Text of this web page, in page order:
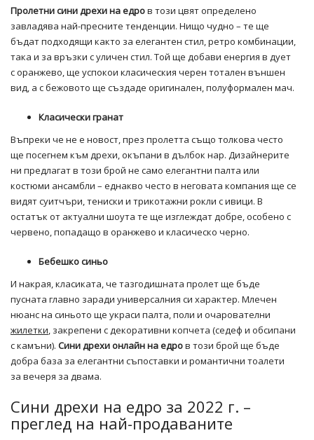
Пролетни сини дрехи на едров този цвят определено
завладява най-пресните тенденции. Нищо чудно – те ще
бъдат подходящи както за елегантен стил, ретро комбинации,
така и за връзки с уличен стил. Той ще добави енергия в дует
с оранжево, ще успокои класическия черен тотален външен
вид, а с бежовото ще създаде оригинален, полуформален мач.
Класически гранат
Въпреки че не е новост, през пролетта също толкова често
ще посегнем към дрехи, окъпани в дълбок нар. Дизайнерите
ни предлагат в този брой не само елегантни палта или
костюми ансамбли – еднакво често в неговата компания ще се
видят суитчъри, тениски и трикотажни рокли с ивици. В
остатък от актуални шоута те ще изглеждат добре, особено с
червено, попадащо в оранжево и класическо черно.
Бебешко синьо
И накрая, класиката, че тазгодишната пролет ще бъде
пусната главно заради универсалния си характер. Млечен
нюанс на синьото ще украси палта, поли и очарователни
жилетки, закрепени с декоративни копчета (седеф и обсипани
с камъни). Сини дрехи онлайн на едров този брой ще бъде
добра база за елегантни съпоставки и романтични тоалети
за вечеря за двама.
Сини дрехи на едро за 2022 г. –
преглед на най-продаваните